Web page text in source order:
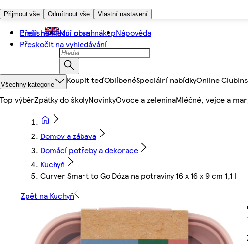
Přijmout vše Odmítnout vše Vlastní nastavení
Přejít na hlavní obsah
Přeskočit na vyhledávání
English Můj první nákupNápověda
Všechny kategorie Koupit teďOblíbenéSpeciální nabídkyOnline Club
Top výběrZpátky do školyNovinkyOvoce a zeleninaMléčné, vejce a
Domov a zábava
Domácí potřeby a dekorace
Kuchyň
Curver Smart to Go Dóza na potraviny 16 x 16 x 9 cm 1,1 l
Zpět na Kuchyň